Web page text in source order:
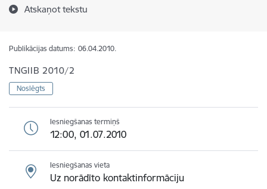
Atskaņot tekstu
Publikācijas datums: 06.04.2010.
TNGIIB 2010/2
Noslēgts
Iesniegšanas termiņš
12:00, 01.07.2010
Iesniegšanas vieta
Uz norādīto kontaktinformāciju